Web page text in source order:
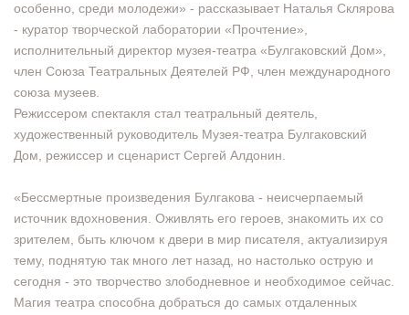
особенно, среди молодежи» - рассказывает Наталья Склярова
- куратор творческой лаборатории «Прочтение»,
исполнительный директор музея-театра «Булгаковский Дом»,
член Союза Театральных Деятелей РФ, член международного
союза музеев.
Режиссером спектакля стал театральный деятель,
художественный руководитель Музея-театра Булгаковский
Дом, режиссер и сценарист Сергей Алдонин.
«Бессмертные произведения Булгакова - неисчерпаемый
источник вдохновения. Оживлять его героев, знакомить их со
зрителем, быть ключом к двери в мир писателя, актуализируя
тему, поднятую так много лет назад, но настолько острую и
сегодня - это творчество злободневное и необходимое сейчас.
Магия театра способна добраться до самых отдаленных